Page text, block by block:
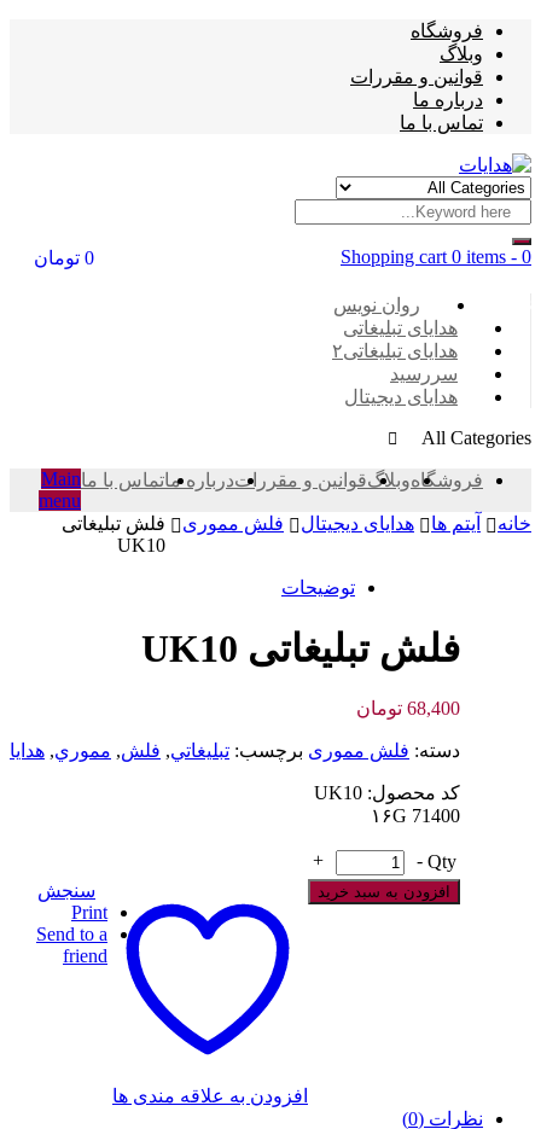
فروشگاه
وبلاگ
قوانین و مقررات
درباره ما
تماس با ما
Shopping cart 0 items -
0 تومان 0
Categories
روان نویس
هدایای تبلیغاتی
هدایای تبلیغاتی۲
سررسید
هدایای دیجیتال
All Categories
فروشگاهوبلاگقوانین و مقرراتدرباره ماتماس با ماMain
menu
خانه
آیتم ها هدایای دیجیتال فلش مموری
فلش تبلیغاتی
UK10
فلش تبلیغاتی UK10
68,400 تومان
دسته: فلش مموری برچسب: تبليغاتي, فلش, مموري, هدايا
کد محصول: UK10
۱۶G 71400
Qty
-
+
افزودن به سبد خرید
افزودن به علاقه مندی ها
سنجش
Print
Send to a
friend
توضیحات
نظرات (0)